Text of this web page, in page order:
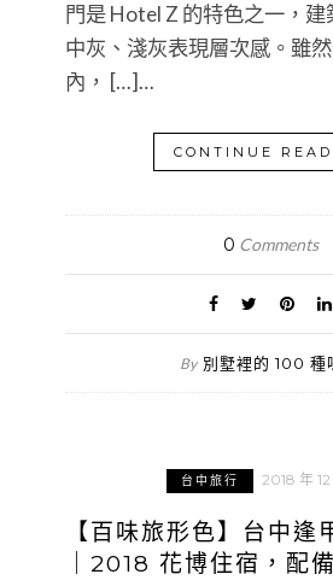
門是 Hotel Z 的特色之一，建
中灰、淺灰表現層次感。雖
內， […]…
CONTINUE
0 Comments
By 別墅裡的 100 種
台中旅行 2018 年 12
【百味旅形色】台中
｜2018 花博住宿，配